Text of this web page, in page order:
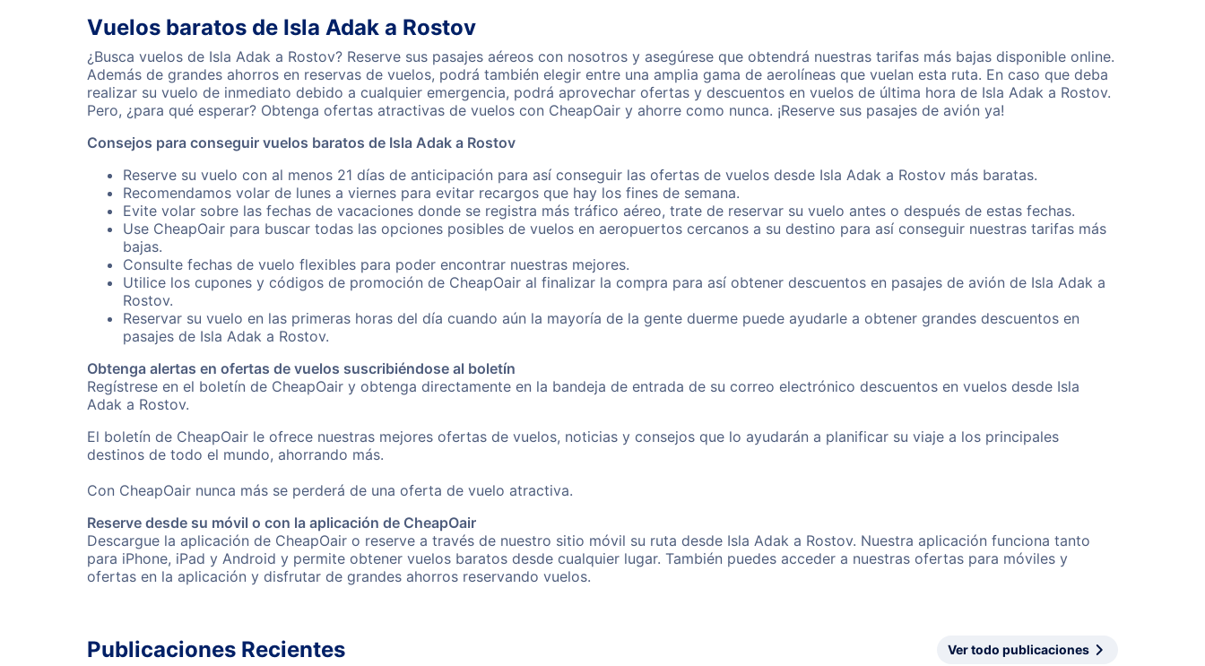
Vuelos baratos de Isla Adak a Rostov
¿Busca vuelos de Isla Adak a Rostov? Reserve sus pasajes aéreos con nosotros y asegúrese que obtendrá nuestras tarifas más bajas disponible online.
Además de grandes ahorros en reservas de vuelos, podrá también elegir entre una amplia gama de aerolíneas que vuelan esta ruta. En caso que deba
realizar su vuelo de inmediato debido a cualquier emergencia, podrá aprovechar ofertas y descuentos en vuelos de última hora de Isla Adak a Rostov.
Pero, ¿para qué esperar? Obtenga ofertas atractivas de vuelos con CheapOair y ahorre como nunca. ¡Reserve sus pasajes de avión ya!
Consejos para conseguir vuelos baratos de Isla Adak a Rostov
Reserve su vuelo con al menos 21 días de anticipación para así conseguir las ofertas de vuelos desde Isla Adak a Rostov más baratas.
Recomendamos volar de lunes a viernes para evitar recargos que hay los fines de semana.
Evite volar sobre las fechas de vacaciones donde se registra más tráfico aéreo, trate de reservar su vuelo antes o después de estas fechas.
Use CheapOair para buscar todas las opciones posibles de vuelos en aeropuertos cercanos a su destino para así conseguir nuestras tarifas más
bajas.
Consulte fechas de vuelo flexibles para poder encontrar nuestras mejores.
Utilice los cupones y códigos de promoción de CheapOair al finalizar la compra para así obtener descuentos en pasajes de avión de Isla Adak a
Rostov.
Reservar su vuelo en las primeras horas del día cuando aún la mayoría de la gente duerme puede ayudarle a obtener grandes descuentos en
pasajes de Isla Adak a Rostov.
Obtenga alertas en ofertas de vuelos suscribiéndose al boletín
Regístrese en el boletín de CheapOair y obtenga directamente en la bandeja de entrada de su correo electrónico descuentos en vuelos desde Isla
Adak a Rostov.
El boletín de CheapOair le ofrece nuestras mejores ofertas de vuelos, noticias y consejos que lo ayudarán a planificar su viaje a los principales
destinos de todo el mundo, ahorrando más.
Con CheapOair nunca más se perderá de una oferta de vuelo atractiva.
Reserve desde su móvil o con la aplicación de CheapOair
Descargue la aplicación de CheapOair o reserve a través de nuestro sitio móvil su ruta desde Isla Adak a Rostov. Nuestra aplicación funciona tanto
para iPhone, iPad y Android y permite obtener vuelos baratos desde cualquier lugar. También puedes acceder a nuestras ofertas para móviles y
ofertas en la aplicación y disfrutar de grandes ahorros reservando vuelos.
Publicaciones Recientes Ver todo publicaciones